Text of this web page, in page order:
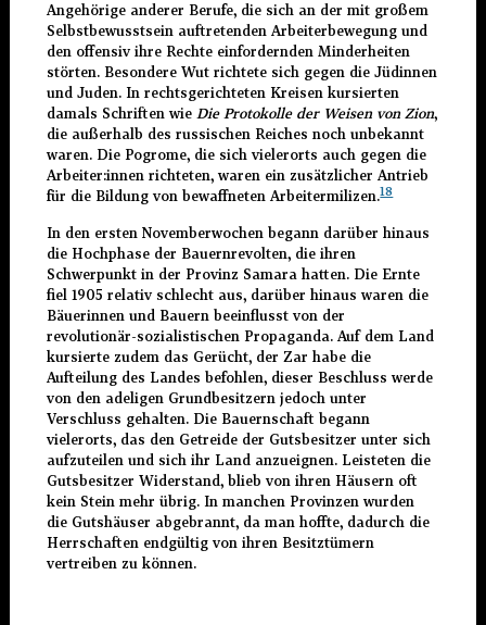
Angehörige anderer Berufe, die sich an der mit großem
Selbstbewusstsein auftretenden Arbeiterbewegung und
den offensiv ihre Rechte einfordernden Minderheiten
störten. Besondere Wut richtete sich gegen die Jüdinnen
und Juden. In rechtsgerichteten Kreisen kursierten
damals Schriften wieDie Protokolle der Weisen von Zion,
die außerhalb des russischen Reiches noch unbekannt
waren. Die Pogrome, die sich vielerorts auch gegen die
Arbeiter:innen richteten, waren ein zusätzlicher Antrieb
für die Bildung von bewaffneten Arbeitermilizen.18
In den ersten Novemberwochen begann darüber hinaus
die Hochphase der Bauernrevolten, die ihren
Schwerpunkt in der Provinz Samara hatten. Die Ernte
fiel 1905 relativ schlecht aus, darüber hinaus waren die
Bäuerinnen und Bauern beeinflusst von der
revolutionär-sozialistischen Propaganda. Auf dem Land
kursierte zudem das Gerücht, der Zar habe die
Aufteilung des Landes befohlen, dieser Beschluss werde
von den adeligen Grundbesitzern jedoch unter
Verschluss gehalten. Die Bauernschaft begann
vielerorts, das den Getreide der Gutsbesitzer unter sich
aufzuteilen und sich ihr Land anzueignen. Leisteten die
Gutsbesitzer Widerstand, blieb von ihren Häusern oft
kein Stein mehr übrig. In manchen Provinzen wurden
die Gutshäuser abgebrannt, da man hoffte, dadurch die
Herrschaften endgültig von ihren Besitztümern
vertreiben zu können.